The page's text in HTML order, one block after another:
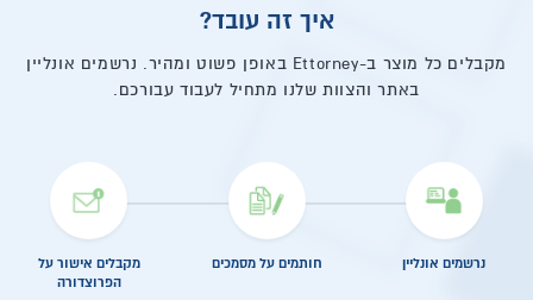
איך זה עובד?
מקבלים כל מוצר ב-Ettorney באופן פשוט ומהיר. נרשמים אונליין
באתר והצוות שלנו מתחיל לעבוד עבורכם.
נרשמים אונליין חותמים על מסמכים
מקבלים אישור על
הפרוצדורה